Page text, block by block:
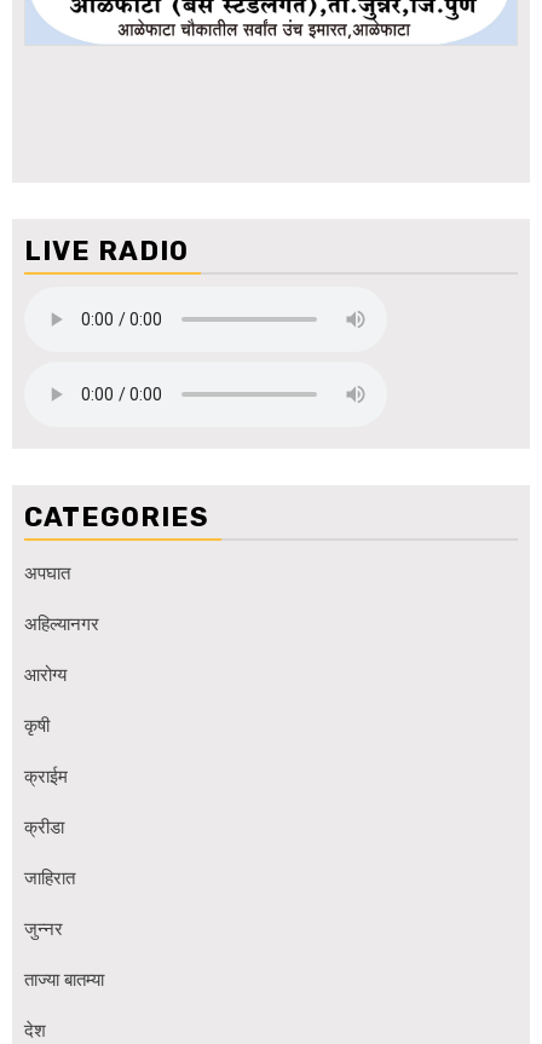
LIVE RADIO
CATEGORIES
अपघात
अहिल्यानगर
आरोग्य
कृषी
क्राईम
क्रीडा
जाहिरात
जुन्नर
ताज्या बातम्या
देश